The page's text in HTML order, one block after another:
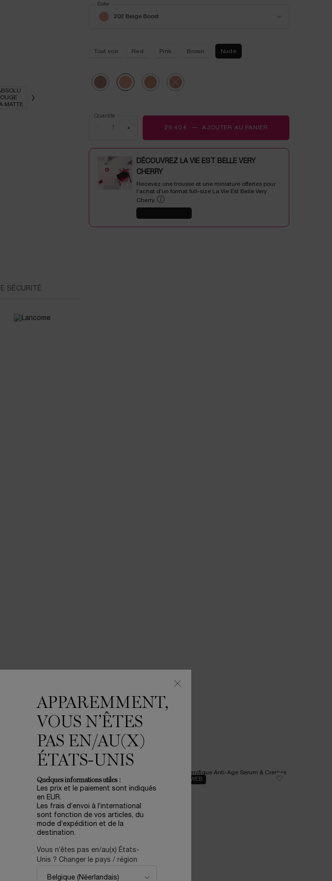
202 Beige Boost
Select a
Colorfor L'ABSOLU ROUGE DRAMA MATTE
Tout voir Red Pink Brown Nude
Selected
510 - Divine-Idylle, 1 of 4
Selected
202 Beige Boost, 2 of 4
Selected
205 Nude Frisson, 3 of 4
Selected
The product variation is out of stock, 217 Nude Shot, 4 of 4
Quantité
+ 29,40 € ― AJOUTER AU PANIER
DÉCOUVREZ LA VIE EST BELLE VERY
CHERRY
Recevez une trousse et une miniature offertes pour
l’achat d’un format full-size La Vie Est Belle Very
Cherry. ⓘ
SÉCURITÉ
NOUVEAUTÉ
ÉDITION LIMITÉE
EXCLUSIVITÉ WEB
APPAREMMENT,
VOUS N’ÊTES
PAS EN/AU(X)
ÉTATS-UNIS
Quelques informations utiles :
Les prix et le paiement sont indiqués
en EUR.
Les frais d’envoi à l’international
sont fonction de vos articles, du
mode d’expédition et de la
destination.
Vous n’êtes pas en/au(x) États-
Unis ? Changer le pays / région